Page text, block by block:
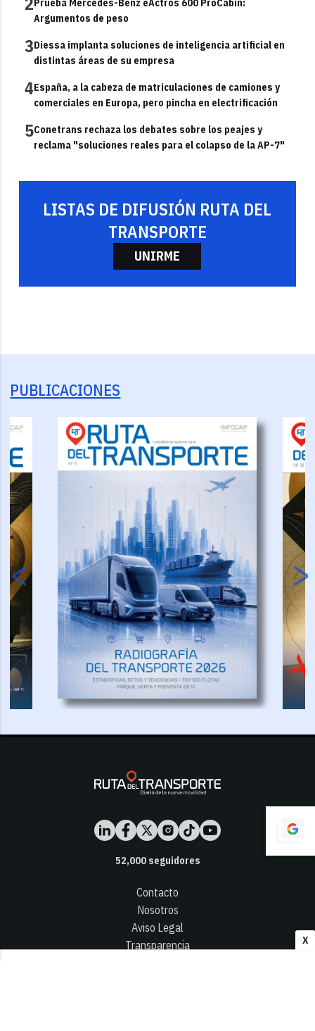
X
Prueba Mercedes-Benz eActros 600 ProCabin:
Argumentos de peso
3Diessa implanta soluciones de inteligencia artificial en
distintas áreas de su empresa
4España, a la cabeza de matriculaciones de camiones y
comerciales en Europa, pero pincha en electrificación
5Conetrans rechaza los debates sobre los peajes y
reclama "soluciones reales para el colapso de la AP-7"
LISTAS DE DIFUSIÓN RUTA DEL
TRANSPORTE
UNIRME
PUBLICACIONES
52,000seguidores
Contacto
Nosotros
Aviso Legal
Transparencia